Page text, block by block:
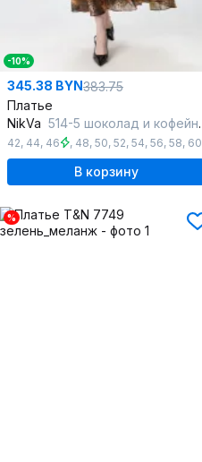
-10%
345.38 BYN383.75
Платье
NikVa 514-5 шоколад и кофейный леопард
42, 44, 46 , 48, 50, 52, 54, 56, 58, 60
В корзину
%